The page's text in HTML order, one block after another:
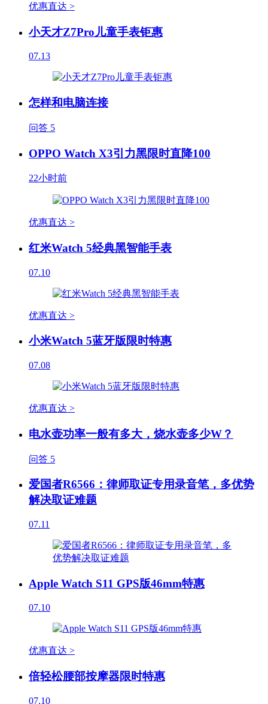
优惠直达 >
小天才Z7Pro儿童手表钜惠
07.13
怎样和电脑连接
问答 5
OPPO Watch X3引力黑限时直降100
22小时前
优惠直达 >
红米Watch 5经典黑智能手表
07.10
优惠直达 >
小米Watch 5蓝牙版限时特惠
07.08
优惠直达 >
电水壶功率一般有多大，烧水壶多少W？
问答 5
爱国者R6566：律师取证专用录音笔，多优势
解决取证难题
07.11
Apple Watch S11 GPS版46mm特惠
07.10
优惠直达 >
倍轻松腰部按摩器限时特惠
07.10